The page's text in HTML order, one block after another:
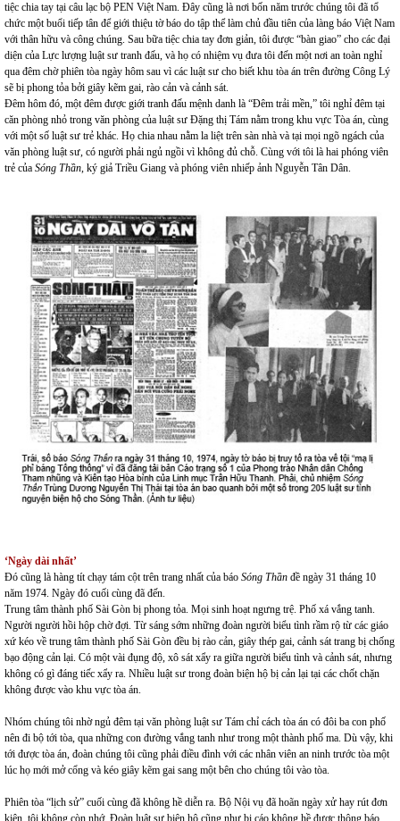
tiệc chia tay tại câu lạc bộ PEN Việt Nam. Đây cũng là nơi bốn năm trước chúng tôi đã tổ
chức một buổi tiếp tân để giới thiệu tờ báo do tập thể làm chủ đầu tiên của làng báo Việt Nam
với thân hữu và công chúng. Sau bữa tiệc chia tay đơn giản, tôi được “bàn giao” cho các đại
diện của Lực lượng luật sư tranh đấu, và họ có nhiệm vụ đưa tôi đến một nơi an toàn nghỉ
qua đêm chờ phiên tòa ngày hôm sau vì các luật sư cho biết khu tòa án trên đường Công Lý
sẽ bị phong tỏa bởi giây kẽm gai, rào cản và cảnh sát.
Đêm hôm đó, một đêm được giới tranh đấu mệnh danh là “Đêm trải mền,” tôi nghỉ đêm tại
căn phòng nhỏ trong văn phòng của luật sư Đặng thị Tám nằm trong khu vực Tòa án, cùng
với một số luật sư trẻ khác. Họ chia nhau nằm la liệt trên sàn nhà và tại mọi ngõ ngách của
văn phòng luật sư, có người phải ngủ ngồi vì không đủ chỗ. Cùng với tôi là hai phóng viên
trẻ của Sóng Thần, ký giả Triều Giang và phóng viên nhiếp ảnh Nguyễn Tân Dân.
‘Ngày dài nhất’
Đó cũng là hàng tít chạy tám cột trên trang nhất của báo Sóng Thần đề ngày 31 tháng 10
năm 1974. Ngày đó cuối cùng đã đến.
Trung tâm thành phố Sài Gòn bị phong tỏa. Mọi sinh hoạt ngưng trệ. Phố xá vắng tanh.
Người người hồi hộp chờ đợi. Từ sáng sớm những đoàn người biểu tình rầm rộ từ các giáo
xứ kéo về trung tâm thành phố Sài Gòn đều bị rào cản, giây thép gai, cảnh sát trang bị chống
bạo động cản lại. Có một vài đụng độ, xô sát xẩy ra giữa người biểu tình và cảnh sát, nhưng
không có gì đáng tiếc xẩy ra. Nhiều luật sư trong đoàn biện hộ bị cản lại tại các chốt chặn
không được vào khu vực tòa án.
Nhóm chúng tôi nhờ ngủ đêm tại văn phòng luật sư Tám chỉ cách tòa án có đôi ba con phố
nên đi bộ tới tòa, qua những con đường vắng tanh như trong một thành phố ma. Dù vậy, khi
tới được tòa án, đoàn chúng tôi cũng phải điều đình với các nhân viên an ninh trước tòa một
lúc họ mới mở cổng và kéo giây kẽm gai sang một bên cho chúng tôi vào tòa.
Phiên tòa “lịch sử” cuối cùng đã không hề diễn ra. Bộ Nội vụ đã hoãn ngày xử hay rút đơn
kiện, tôi không còn nhớ. Đoàn luật sư biện hộ cũng như bị cáo không hề được thông báo